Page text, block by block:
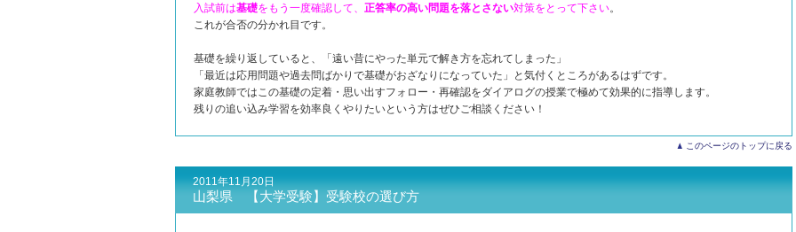
入試前は基礎をもう一度確認して、 正答率の高い問題を落とさない対策をとって下さい。
これが合否の分かれ目です。
基礎を繰り返していると、「遠い昔にやった単元で解き方を忘れてしまった」
「最近は応用問題や過去問ばかりで基礎がおざなりになっていた」と気付くところがあるはずです。
家庭教師ではこの基礎の定着・思い出すフォロー・再確認をダイアログの授業で極めて効果的に指導します。
残りの追い込み学習を効率良くやりたいという方はぜひご相談ください！
このページのトップに戻る
2011年11月20日
山梨県 【大学受験】受験校の選び方